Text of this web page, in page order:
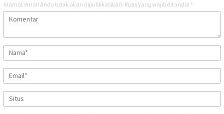
Alamat email Anda tidak akan dipublikasikan. Ruas yang wajib ditandai *